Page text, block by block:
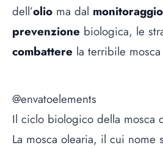
dell’olio ma dal monitoraggio
prevenzione biologica, le
combattere la terribile
@envatoelements
Il ciclo biologico della mosca
La mosca olearia, il cui nome